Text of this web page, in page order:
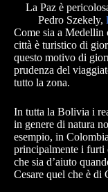
La Paz è
Pedro Szekely,
Come sia a Medellin
città è turistico di
questo motivo di
prudenza del
tutto la zona.
In tutta la Bolivia i
in genere di natura
esempio, in
principalmente i furti
che sia d’aiuto
Cesare quel che è di